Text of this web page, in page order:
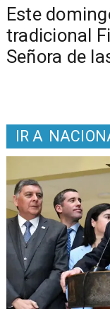
Este
tradicional
Señora de
IR A